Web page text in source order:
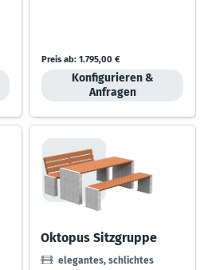
Preis ab: 1.795,00 €
Konfigurieren &
Anfragen
Oktopus Sitzgruppe
elegantes, schlichtes